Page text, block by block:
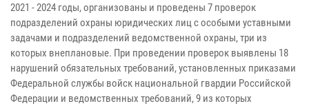
2021 - 2024 годы, организованы и проведены 7 проверок
подразделений охраны юридических лиц с особыми уставными
задачами и подразделений ведомственной охраны, три из
которых внеплановые. При проведении проверок выявлены 18
нарушений обязательных требований, установленных приказами
Федеральной службы войск национальной гвардии Российской
Федерации и ведомственных требований, 9 из которых